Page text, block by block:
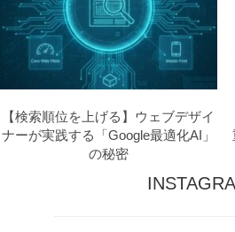
【検索順位を上げる】ウェブデザイ
ナーが実践する「Google最適化AI」
の秘密